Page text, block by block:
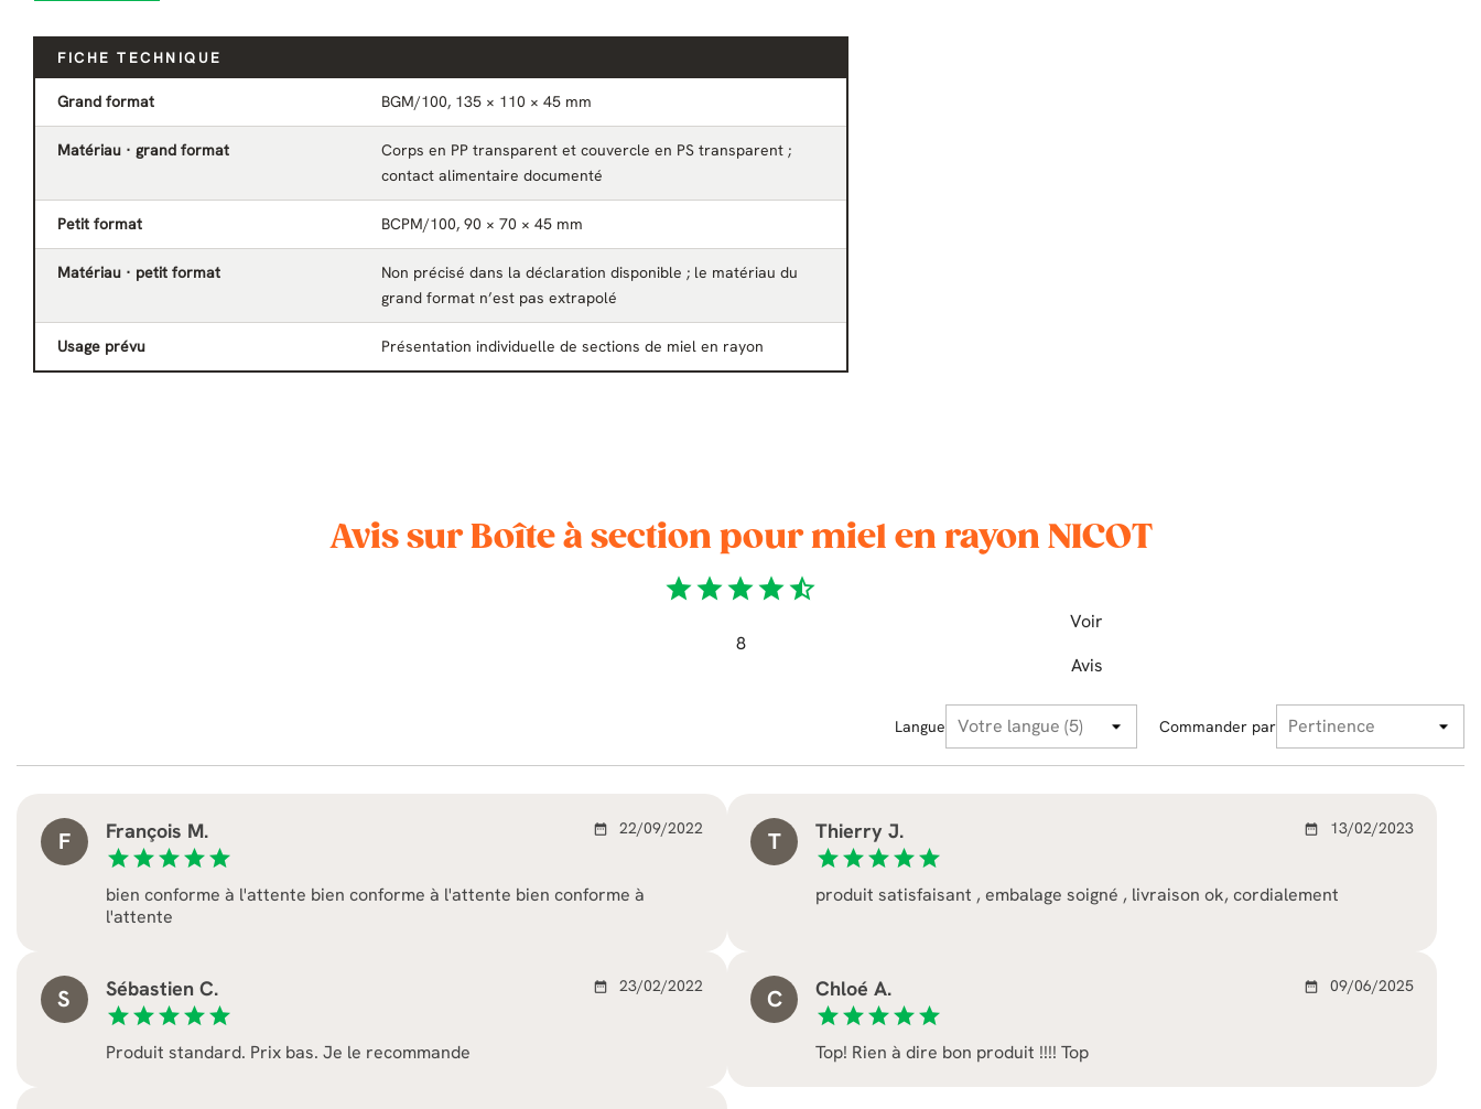
FICHE TECHNIQUE
Grand format BGM/100, 135 × 110 × 45 mm
Matériau · grand format
Corps en PP transparent et couvercle en PS transparent ;
contact alimentaire documenté
Petit format BCPM/100, 90 × 70 × 45 mm
Matériau · petit format
Non précisé dans la déclaration disponible ; le matériau du
grand format n’est pas extrapolé
Usage prévu Présentation individuelle de sections de miel en rayon
Avis sur Boîte à section pour miel en rayon NICOT
starstarstarstarstar_half
Voir
8
Avis
Langue Commander par
F
François M.
starstarstarstarstar
date_range 22/09/2022
bien conforme à l'attente bien conforme à l'attente bien conforme à
l'attente
T
Thierry J.
starstarstarstarstar
date_range 13/02/2023
produit satisfaisant , embalage soigné , livraison ok, cordialement
S
Sébastien C.
starstarstarstarstar
date_range 23/02/2022
Produit standard. Prix bas. Je le recommande
C
Chloé A.
starstarstarstarstar
date_range 09/06/2025
Top! Rien à dire bon produit !!!! Top